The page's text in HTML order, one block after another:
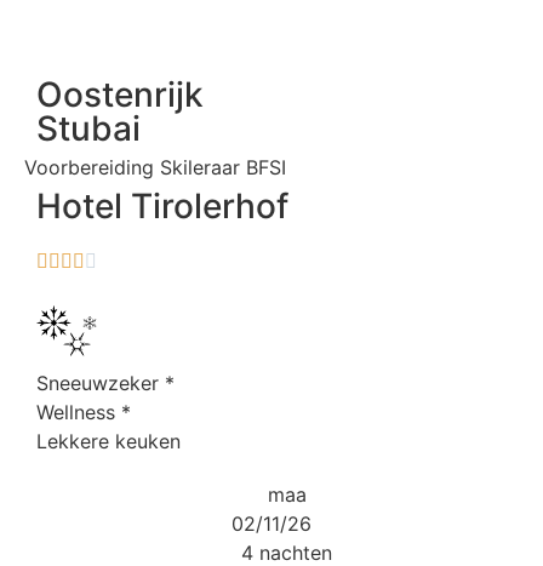
Oostenrijk
Stubai
Voorbereiding Skileraar BFSI
Hotel Tirolerhof
    
Sneeuwzeker *
Wellness *
Lekkere keuken
maa
02/11/26
4 nachten